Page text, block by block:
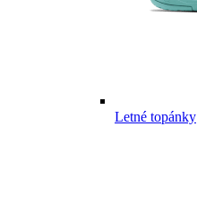
Letné topánky